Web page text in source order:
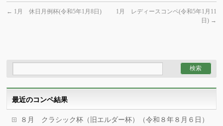
← 1月 休日月例杯(令和5年1月8日)
1月 レディースコンペ(令和5年1月11
日) →
最近のコンペ結果
８月 クラシック杯（旧エルダー杯）（令和８年８月６日）